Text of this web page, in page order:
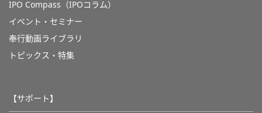
IPO Compass（IPOコラム）
イベント・セミナー
奉行動画ライブラリ
トピックス・特集
【サポート】